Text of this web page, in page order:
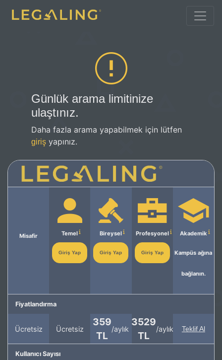
Günlük arama limitinize
ulaştınız.
Daha fazla arama yapabilmek için lütfen
giriş yapınız.
Misafir Temel
Giriş Yap
Bireysel
Giriş Yap
Profesyonel
Giriş Yap
Akademik
Kampüs ağına
bağlanın.
Fiyatlandırma
Ücretsiz Ücretsiz
359
TL
/aylık
3529
TL
/aylık Teklif Al
Kullanıcı Sayısı